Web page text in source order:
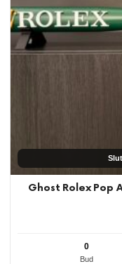
Ghost Rolex Pop
0
Bud